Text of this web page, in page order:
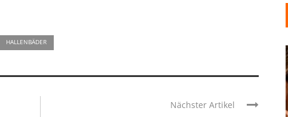
HALLENBÄDER
Nächster Artikel